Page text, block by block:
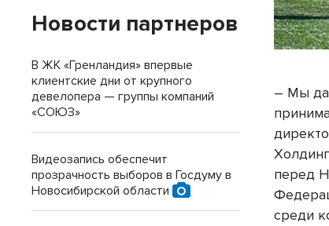
– Мы
перед
среди
Новости партнеров
В ЖК «Гренландия» впервые
клиентские дни от крупного
девелопера — группы компаний
«СОЮЗ»
Видеозапись обеспечит
прозрачность выборов в Госдуму в
Новосибирской области